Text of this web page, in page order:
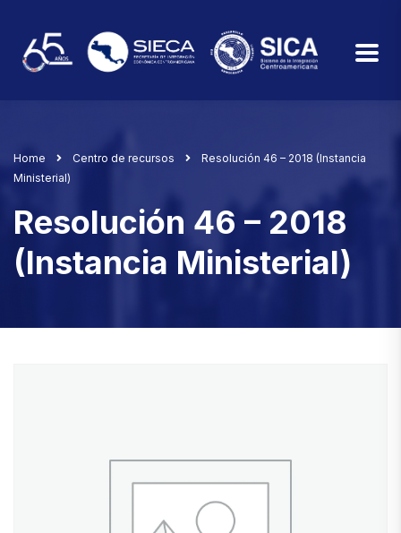
Home Centro de recursos
Resolución 46 – 2018 (Instancia
Ministerial)
Resolución 46 – 2018
(Instancia Ministerial)